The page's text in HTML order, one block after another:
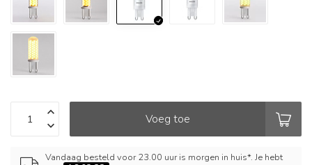
Voeg toe
Vandaag besteld voor 23.00 uur is morgen in huis*. Je hebt